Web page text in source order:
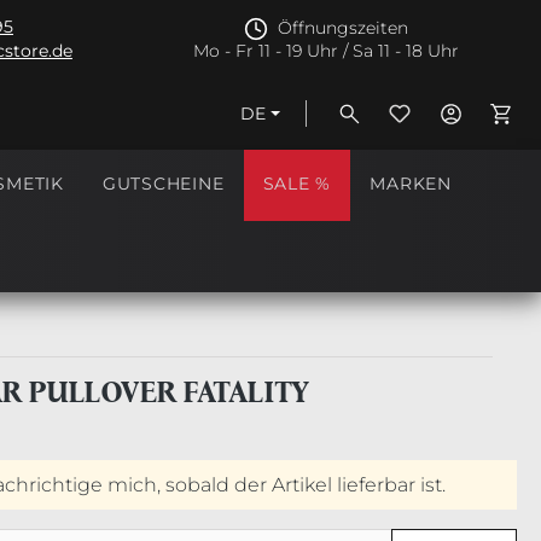
Öffnungszeiten
Mo - Fr 11 - 19 Uhr / Sa 11 - 18 Uhr
DE
GUTSCHEINE SALE % MARKEN
PULLOVER FATALITY
mich, sobald der Artikel lieferbar ist.